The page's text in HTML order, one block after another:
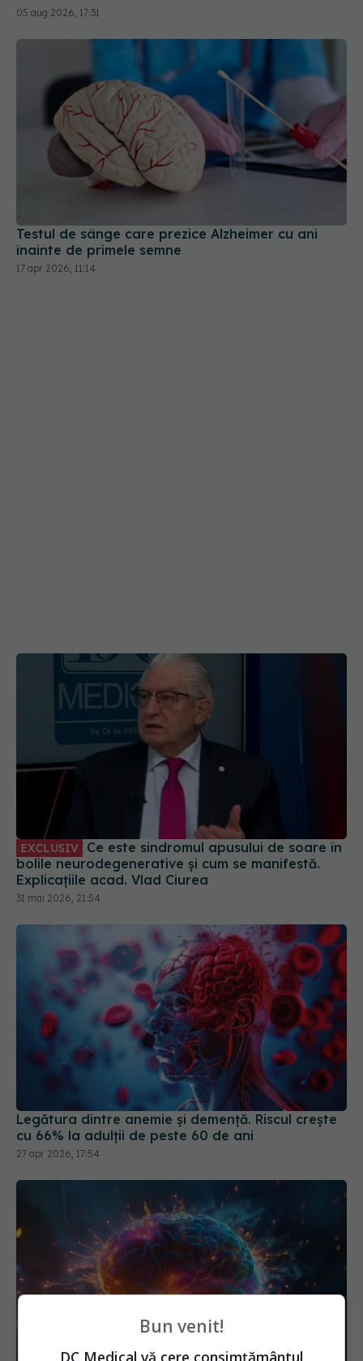
05 aug 2026, 17:31
Testul de sânge care prezice Alzheimer cu ani
înainte de primele semne
17 apr 2026, 11:14
EXCLUSIV
bolile neurodegenerative și cum se manifestă.
Explicațiile acad. Vlad Ciurea
31 mai 2026, 21:54
Legătura dintre anemie și demență. Riscul crește
cu 66% la adulții de peste 60 de ani
27 apr 2026, 17:54
Bun venit!
DC Medical vă cere consimțământul